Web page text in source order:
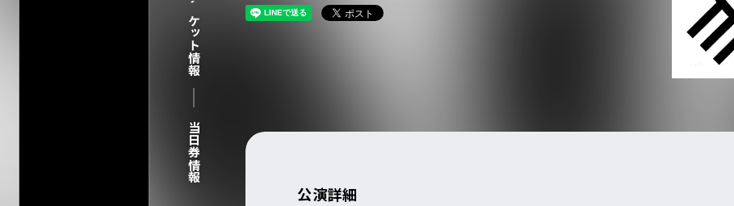
中止/延期の公演
ヘルプ
INFO INFO一覧
DI:GA
フリーペーパー DI:GA
チケット情報
当日券情報
公演詳細